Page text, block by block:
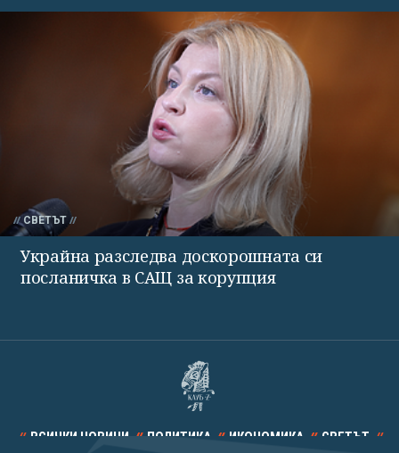
СВЕТЪТ
Украйна разследва доскорошната си
посланичка в САЩ за корупция
ВСИЧКИ НОВИНИ ПОЛИТИКА ИКОНОМИКА СВЕТЪТ